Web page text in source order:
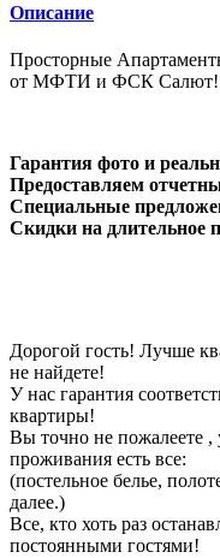
Описание
Просторные
от МФТИ и ФСК Салют!
Гарантия фото и
Предоставляем
Специальные
Скидки на длительное
Дорогой гость! Лучше
не найдете!
У нас гарантия
квартиры!
Вы точно не пожалеете ,
проживания есть все:
(постельное белье,
далее.)
Все, кто хоть раз
постоянными гостями!